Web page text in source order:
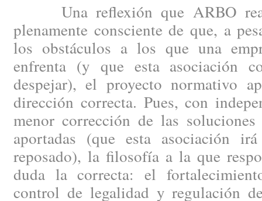
Una reflexión que ARBO
plenamente consciente de que, a
los obstáculos a los que una
enfrenta (y que esta asociación
despejar), el proyecto normativo
dirección correcta. Pues, con
menor corrección de las
aportadas (que esta asociación
reposado), la filosofía a la que
duda la correcta: el
control de legalidad y regulación